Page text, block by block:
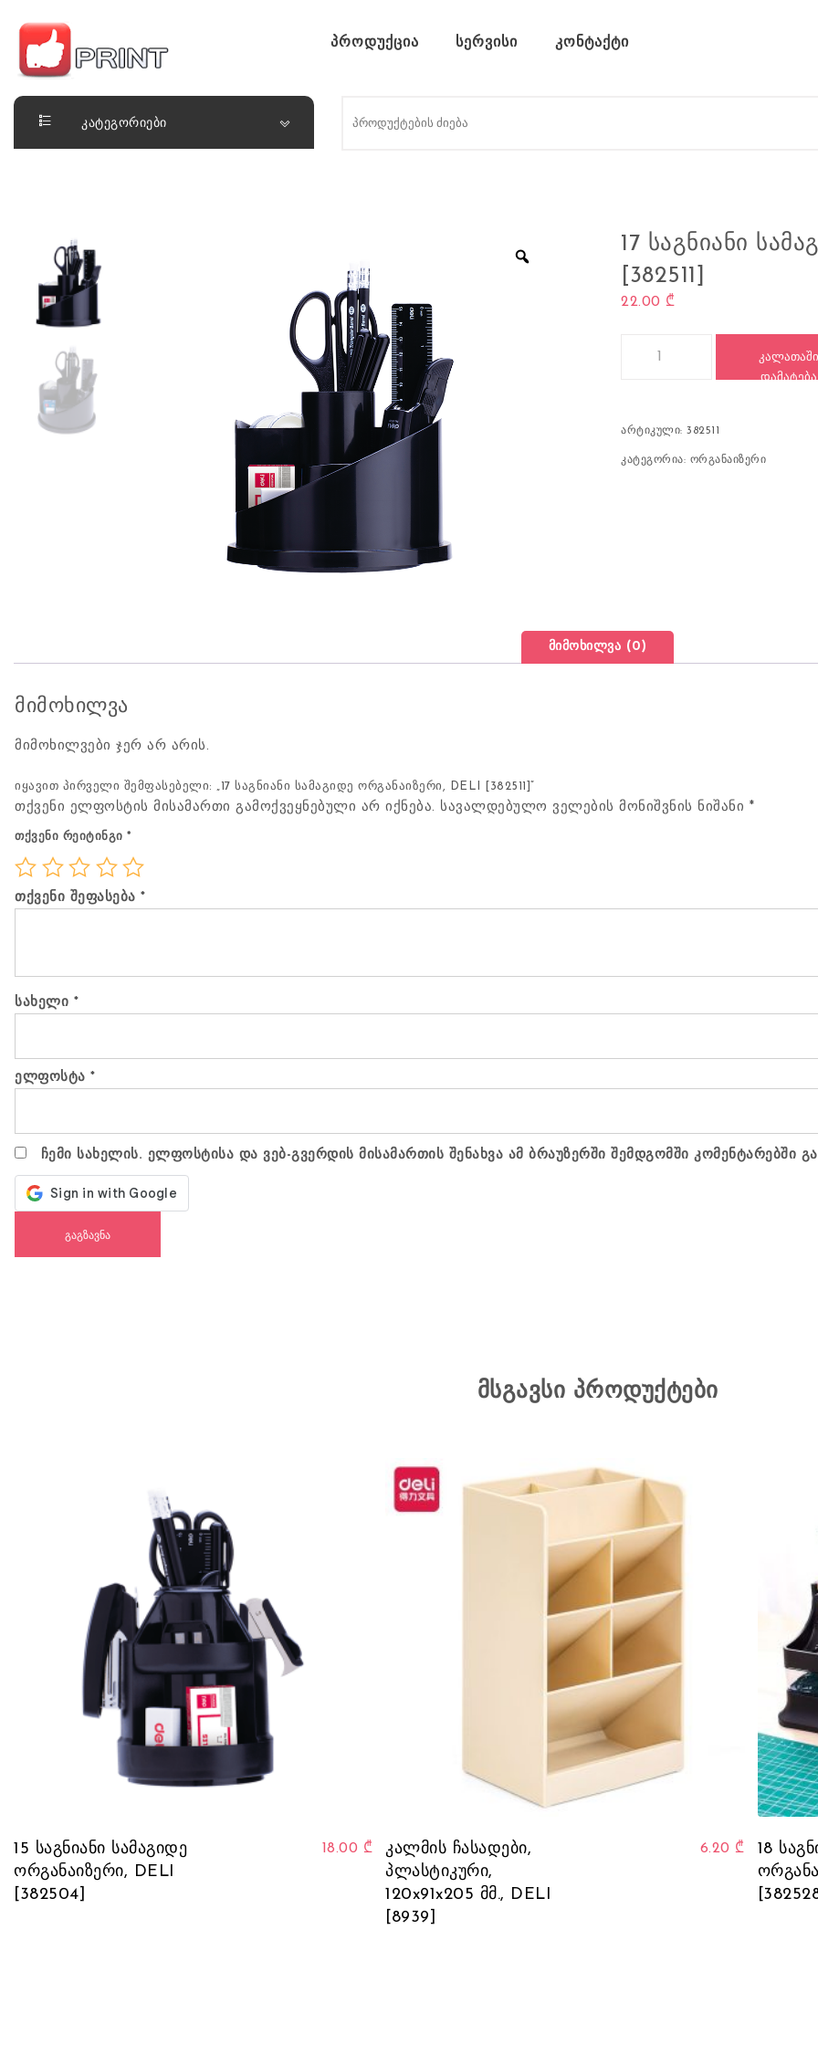
Skip to content
ლაიქ ფრინთ
პროდუქცია სერვისი კონტაქტი
კატეგორიები
17 ᲡᲐᲒᲜᲘᲐᲜᲘ
[382511]
22.00 ₾
ᲙᲐᲚᲐᲗᲐᲨᲘ
ᲓᲐᲛᲐᲢᲔᲑᲐ
არტიკული:382511
კატეგორია: ორგანაიზერი
მიმოხილვა (0)
მიმოხილვა
მიმოხილვები ჯერ არ არის.
იყავით პირველი შემფასებელი: „17 საგნიანი სამაგიდე ორგანაიზერი, DELI [382511]“
თქვენი ელფოსტის მისამართი გამოქვეყნებული არ იქნება. სავალდებულო ველების მონიშვნის ნიშანი *
თქვენი რეიტინგი *
თქვენი შეფასება *
სახელი *
ელფოსტა *
ჩემი სახელის. ელფოსტისა და ვებ-გვერდის მისამართის შენახვა ამ ბრაუზერში შემდგომში კომენტარებში
მსგავსი პროდუქტები
15 საგნიანი სამაგიდე
ორგანაიზერი, DELI
[382504]
18.00 ₾
კალმის ჩასადები,
პლასტიკური,
120x91x205 მმ., DELI
[8939]
6.20 ₾
18